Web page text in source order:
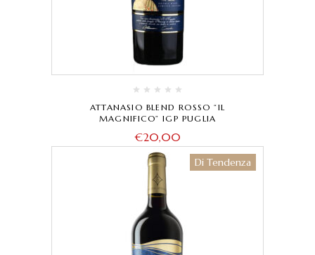
ATTANASIO BLEND ROSSO “IL
MAGNIFICO” IGP PUGLIA
€20,00
Di Tendenza